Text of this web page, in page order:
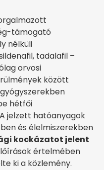
támogató
nélküli
tadalafil –
orvosi
között
hétfői
jelzett hatóanyagok
és élelmiszerekben
kockázatot jelent
értelmében
ki a közlemény.